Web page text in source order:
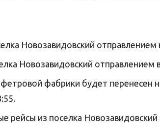
Новозавидовский отправлением
Новозавидовский отправлением
фабрики будет перенесен
рейсы из поселка Новозавидовский